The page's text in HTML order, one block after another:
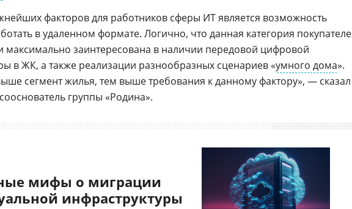
факторов для работников сферы ИT является возможность
в удаленном формате. Логично, что данная категория
максимально заинтересована в наличии передовой цифровой
в ЖК, а также реализации разнообразных сценариев «умного дома».
сегмент жилья, тем выше требования к данному фактору», — сказал
группы «Родина».
мифы о миграции
инфраструктуры